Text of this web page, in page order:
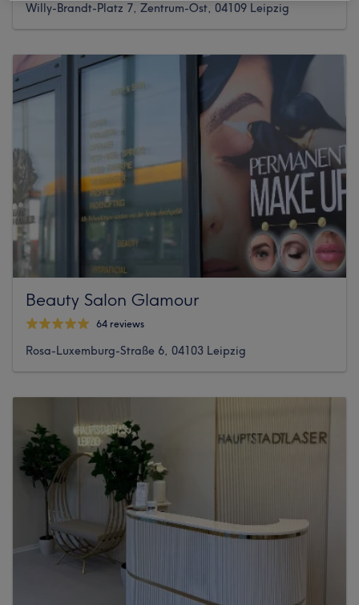
Willy-Brandt-Platz 7, Zentrum-Ost, 04109 Leipzig
Beauty Salon Glamour
64 reviews
Rosa-Luxemburg-Straße 6, 04103 Leipzig